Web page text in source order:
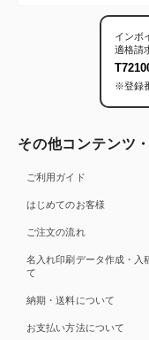
インボ
適格請
※登録
その他コンテンツ
ご利用ガイド
はじめてのお客様
ご注文の流れ
名入れ印刷データ作成・入
て
納期・送料について
お支払い方法について